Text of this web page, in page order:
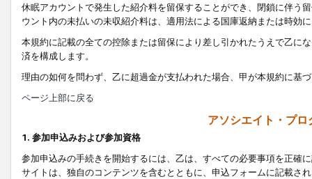
休眠アカウントで発生した紹介料を留保することができ、閉鎖に伴う
ウント内の未払いの未収紹介料は、適用法による国庫返納または時効
本規約に記載の全ての控除または留保により差し引かれたうえで乙に
済を構成します。
理由の如何を問わず、乙に超過金が支払われた場合、甲が本規約に基
ページ上部に戻る
アソシエイト・プ
1. 参加申込みおよび参加資格
参加申込みの手続きを開始するには、乙は、すべての必要事項を正確
サイトは、独自のコンテンツを含むとともに、申込フォームに記載さ